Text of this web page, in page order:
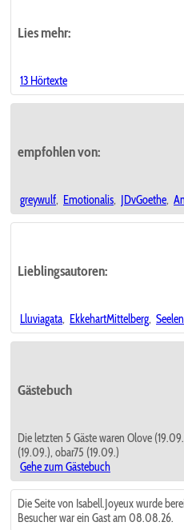
Lies mehr:
13 Hörtexte
empfohlen von:
greywulf, Emotionalis, JDvGoethe,
Lieblingsautoren:
Lluviagata, EkkehartMittelberg,
Gästebuch
Die letzten 5 Gäste waren Olove
(19.09.), obar75 (19.09.)
Gehe zum Gästebuch
Die Seite von Isabell.Joyeux wurde
Besucher war ein Gast am 08.08.26.